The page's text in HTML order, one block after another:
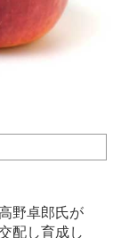
野卓郎氏が
配し育成し